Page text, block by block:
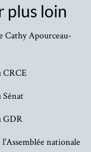
plus loin
Cathy Apourceau-
CRCE
Sénat
GDR
nationale